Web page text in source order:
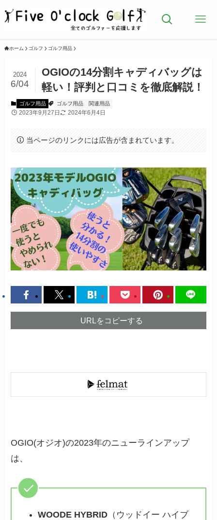
ホーム ゴルフ ゴルフ用品
OGIOの14分割キャディバッグは
軽い！評判と口コミを徹底解説！
2024
6/04
ゴルフ用品 ゴルフ用品 関連用品
2023年9月27日 2024年6月4日
当ページのリンクには広告が含まれています。
URLをコピーする
OGIO(オジオ)の2023年のニューラインアップ
は、
WOODE HYBRID （ウッドイー ハイブ